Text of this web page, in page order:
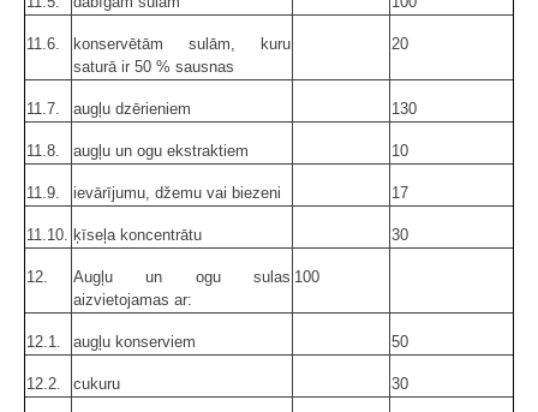
11.6.
konservētām sulām, kuru
saturā ir 50 % sausnas
20
11.7. augļu dzērieniem 130
11.8. augļu un ogu ekstraktiem 10
11.9. ievārījumu, džemu vai biezeni 17
11.10. ķīseļa koncentrātu 30
12.
Augļu un ogu sulas
aizvietojamas ar:
100
12.1. augļu konserviem 50
12.2. cukuru 30